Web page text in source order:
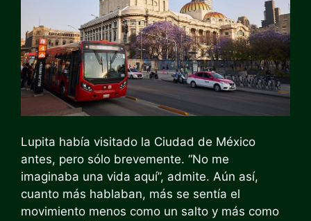
Lupita había visitado la Ciudad de México
antes, pero sólo brevemente. “No me
imaginaba una vida aquí”, admite. Aún así,
cuanto más hablaban, más se sentía el
movimiento menos como un salto y más como